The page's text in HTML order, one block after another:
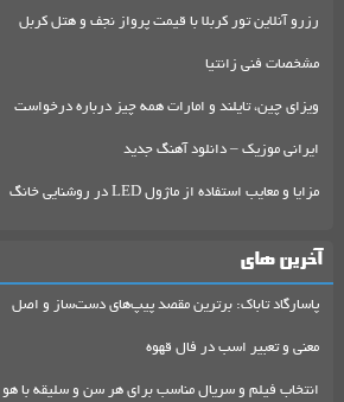
رزرو آنلاین تور کربلا با قیمت پرواز نجف و هتل کربل
مشخصات فنی زانتیا
ویزای چین، تایلند و امارات همه چیز درباره درخواست
ایرانی موزیک – دانلود آهنگ جدید
مزایا و معایب استفاده از ماژول LED در روشنایی خانگ
آخرین های
پاسارگاد تاباک: برترین مقصد پیپ‌های دست‌ساز و اصل
معنی و تعبیر اسب در فال قهوه
انتخاب فیلم و سریال مناسب برای هر سن و سلیقه با هو